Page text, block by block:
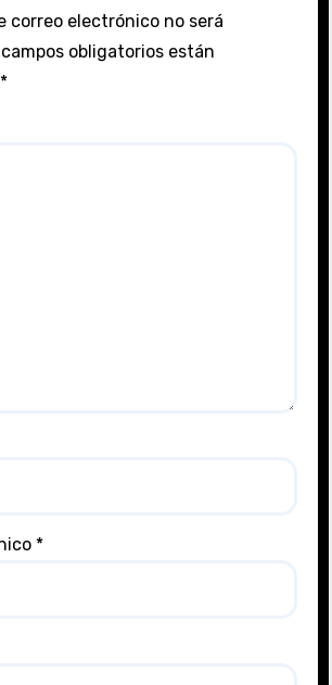
correo electrónico no será
obligatorios están
*
*